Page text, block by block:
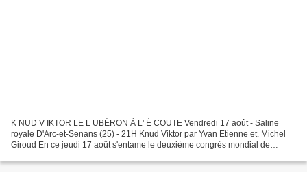
K NUD V IKTOR LE L UBÉRON À L' É COUTE Vendredi 17 août - Saline
royale D'Arc-et-Senans (25) - 21H Knud Viktor par Yvan Etienne et. Michel
Giroud En ce jeudi 17 août s'entame le deuxième congrès mondial de